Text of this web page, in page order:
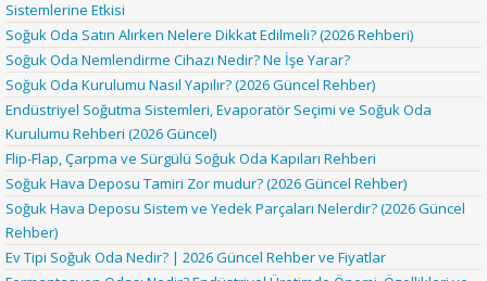
Sistemlerine Etkisi
Soğuk Oda Satın Alırken Nelere Dikkat Edilmeli? (2026 Rehberi)
Soğuk Oda Nemlendirme Cihazı Nedir? Ne İşe Yarar?
Soğuk Oda Kurulumu Nasıl Yapılır? (2026 Güncel Rehber)
Endüstriyel Soğutma Sistemleri, Evaporatör Seçimi ve Soğuk Oda
Kurulumu Rehberi (2026 Güncel)
Flip-Flap, Çarpma ve Sürgülü Soğuk Oda Kapıları Rehberi
Soğuk Hava Deposu Tamiri Zor mudur? (2026 Güncel Rehber)
Soğuk Hava Deposu Sistem ve Yedek Parçaları Nelerdir? (2026 Güncel
Rehber)
Ev Tipi Soğuk Oda Nedir? | 2026 Güncel Rehber ve Fiyatlar